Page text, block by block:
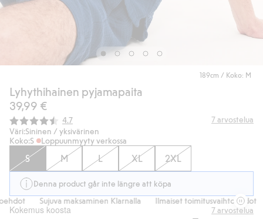
189cm / Koko: M
Lyhythihainen pyjamapaita
39,99 €
Keskimääräinen luokitus:
4.7 7arvostelua
Väri:Sininen / yksivärinen
Koko:S Loppuunmyyty verkossa
S M L XL 2XL
Denna product går inte längre att köpa
Sujuva maksaminen Klarnalla Ilmaiset toimitusvaihtoehdot
Kokemus koosta 7arvostelua